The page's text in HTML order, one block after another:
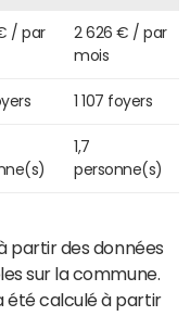
€ / par
2 626 € / par
mois
1 107 foyers
1,7
personne(s)
partir des données
sur la commune.
été calculé à partir